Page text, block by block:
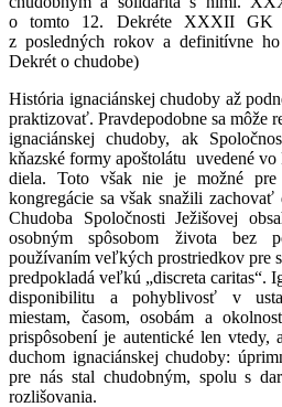
o tomto 12. Dekréte XXXII GK
z posledných rokov a definitívne
Dekrét o chudobe)
História ignaciánskej chudoby až
praktizovať. Pravdepodobne sa môže
ignaciánskej chudoby, ak
kňazské formy apoštolátu uvedené
diela. Toto však nie je možné
kongregácie sa však snažili zachovať
Chudoba Spoločnosti Ježišovej
osobným spôsobom života bez
používaním veľkých prostriedkov pre
predpokladá veľkú „discreta caritas“.
disponibilitu a pohyblivosť v
miestam, časom, osobám a
prispôsobení je autentické len vtedy,
duchom ignaciánskej chudoby:
pre nás stal chudobným, spolu s
rozlišovania.